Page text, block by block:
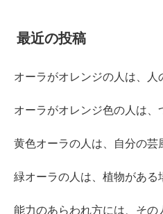
最近の投稿
オーラがオレンジの人は、人
オーラがオレンジ色の人は、
黄色オーラの人は、自分の芸
緑オーラの人は、植物がある
能力のあらわれ方には、その